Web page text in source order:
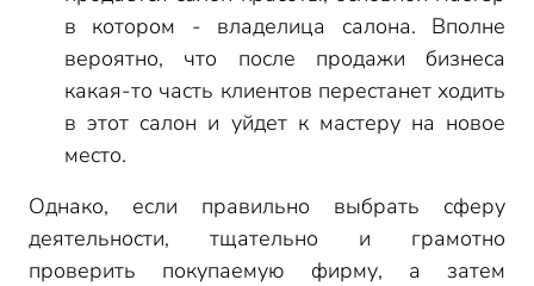
в котором - владелица салона. Вполне
вероятно, что после продажи бизнеса
какая-то часть клиентов перестанет ходить
в этот салон и уйдет к мастеру на новое
место.
Однако, если правильно выбрать сферу
деятельности, тщательно и грамотно
проверить покупаемую фирму, а затем